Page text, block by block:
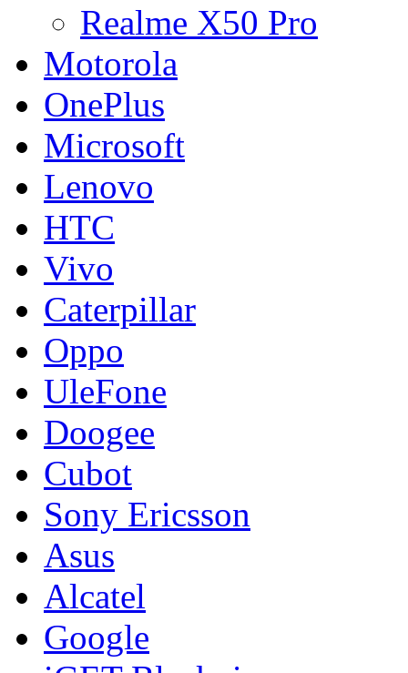
Realme X50 Pro
Motorola
OnePlus
Microsoft
Lenovo
HTC
Vivo
Caterpillar
Oppo
UleFone
Doogee
Cubot
Sony Ericsson
Asus
Alcatel
Google